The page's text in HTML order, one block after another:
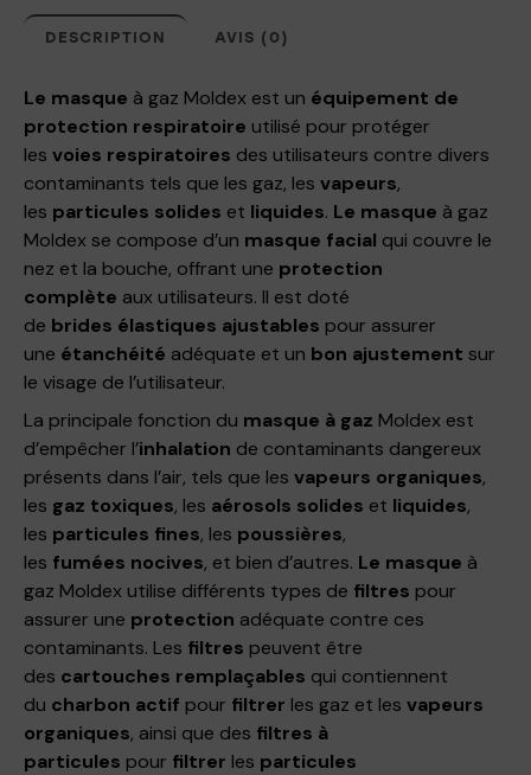
DESCRIPTION AVIS (0)
Le masque à gaz Moldex est un équipement de
protection respiratoire utilisé pour protéger
les voies respiratoires des utilisateurs contre divers
contaminants tels que les gaz, les vapeurs,
les particules solides et liquides. Le masque à gaz
Moldex se compose d’un masque facial qui couvre le
nez et la bouche, offrant une protection
complète aux utilisateurs. Il est doté
de brides élastiques ajustables pour assurer
une étanchéité adéquate et un bon ajustement sur
le visage de l’utilisateur.
La principale fonction du masque à gaz Moldex est
d’empêcher l’inhalation de contaminants dangereux
présents dans l’air, tels que les vapeurs organiques,
les gaz toxiques, les aérosols solides et liquides,
les particules fines, les poussières,
les fumées nocives, et bien d’autres. Le masque à
gaz Moldex utilise différents types de filtres pour
assurer une protection adéquate contre ces
contaminants. Les filtres peuvent être
des cartouches remplaçables qui contiennent
du charbon actif pour filtrer les gaz et les vapeurs
organiques, ainsi que des filtres à
particules pour filtrer les particules